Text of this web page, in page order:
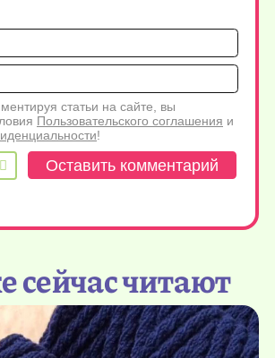
Имя*
статьи на сайте, вы
Пользовательского соглашения и
!
сейчас читают